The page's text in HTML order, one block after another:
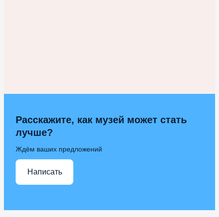
Расскажите, как музей может стать
лучше?
Ждём ваших предложений
Написать